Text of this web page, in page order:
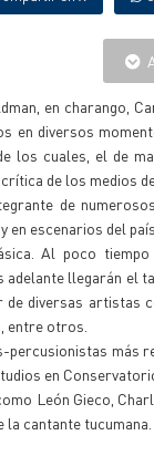
en charango,
en diversos
los cuales, el de
de los medios
de
escenarios del
Al poco
adelante llegarán el
diversas artistas
entre otros.
percusionistas más
en
León Gieco,
la cantante